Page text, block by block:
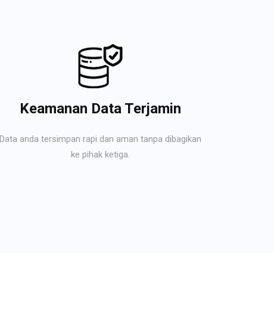
Keamanan Data Terjamin
Data anda tersimpan rapi dan aman tanpa dibagikan
ke pihak ketiga.